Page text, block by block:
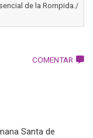
de la Rompida./
COMENTAR
Santa de